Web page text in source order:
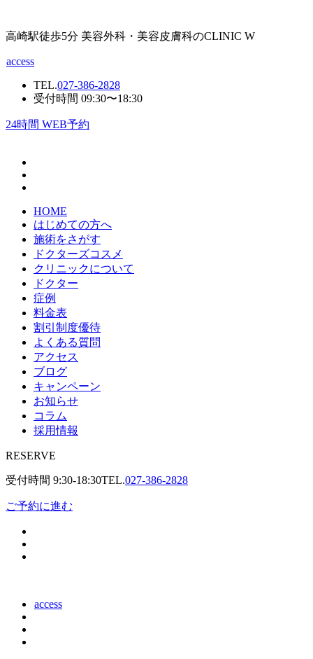
高崎駅徒歩5分 美容外科・美容皮膚科のCLINIC W
access
TEL.027-386-2828
受付時間 09:30〜18:30
24時間 WEB予約
HOME
はじめての方へ
施術をさがす
ドクターズコスメ
クリニックについて
ドクター
症例
料金表
割引制度優待
よくある質問
アクセス
ブログ
キャンペーン
お知らせ
コラム
採用情報
RESERVE
受付時間 9:30-18:30TEL.027-386-2828
ご予約に進む
access